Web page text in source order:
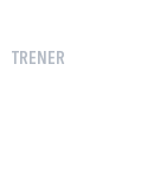
TRENER